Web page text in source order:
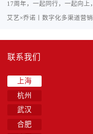
17周年，一起同行，一起向上
艾艺×乔诺丨数字化多渠道营
联系我们
上海
杭州
武汉
合肥